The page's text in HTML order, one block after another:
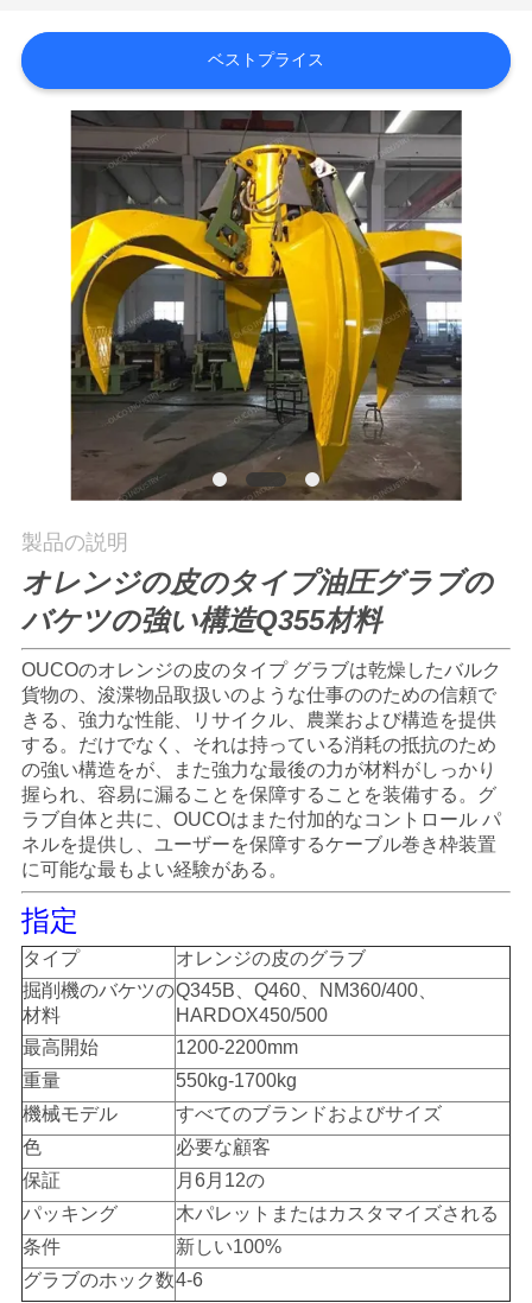
ち
に
品
質
管
理
ニ
ュ
ー
ス
事
件
CONTACT
US
地
ベストプライス
製品の説明
オレンジの皮のタイプ油圧グラブの
バケツの強い構造Q355材料
OUCOのオレンジの皮のタイプ グラブは乾燥したバルク
貨物の、浚渫物品取扱いのような仕事ののための信頼で
きる、強力な性能、リサイクル、農業および構造を提供
する。だけでなく、それは持っている消耗の抵抗のため
の強い構造をが、また強力な最後の力が材料がしっかり
握られ、容易に漏ることを保障することを装備する。グ
ラブ自体と共に、OUCOはまた付加的なコントロール パ
ネルを提供し、ユーザーを保障するケーブル巻き枠装置
に可能な最もよい経験がある。
指定
タイプ
オレンジの皮のグラブ
掘削機のバケツの
材料
Q345B、Q460、NM360/400、
HARDOX450/500
最高開始
1200-2200mm
重量
550kg-1700kg
機械モデル
すべてのブランドおよびサイズ
色
必要な顧客
保証
月6月12の
パッキング
木パレットまたはカスタマイズされる
条件
新しい100%
グラブのホック数4-6